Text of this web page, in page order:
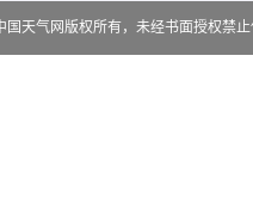
国天气网版权所有，未经书面授权